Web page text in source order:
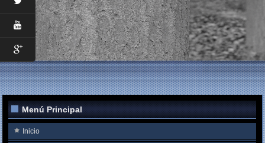
Menú Principal
Inicio